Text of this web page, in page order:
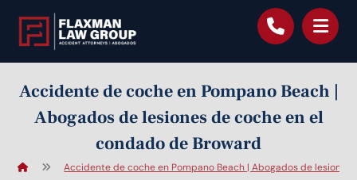
contenido
Accidente de coche en Pompano Beach |
Abogados de lesiones de coche en el
condado de Broward
Accidente de coche en Pompano Beach | Abogados de